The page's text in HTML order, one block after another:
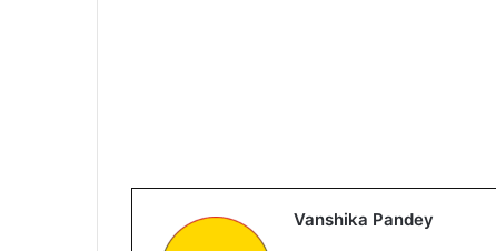
Vanshika Pandey